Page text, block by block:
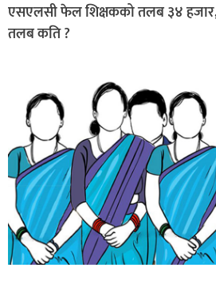
एसएलसी फेल शिक्षकको तलब ३४
तलब कति ?